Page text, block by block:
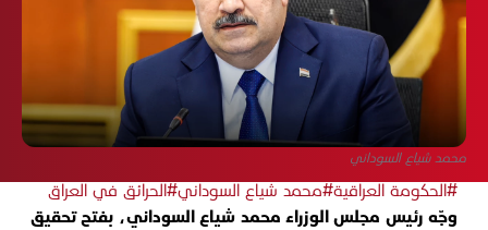
محمد شياع السوداني
#الحكومة العراقية#محمد شياع السوداني#الحرائق في العراق
وجّه رئيس مجلس الوزراء محمد شياع السوداني، بفتح تحقيق